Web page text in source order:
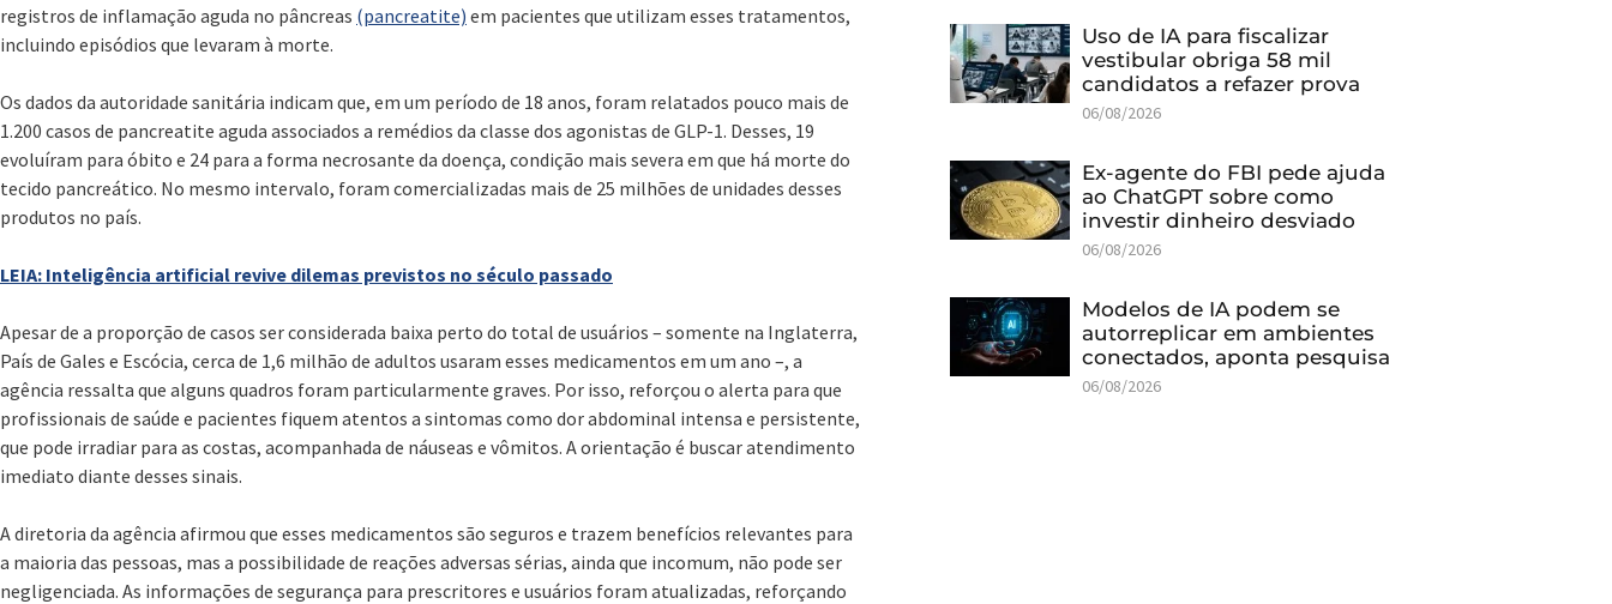
registros de inflamação aguda no pâncreas (pancreatite) em pacientes que utilizam esses tratamentos,
incluindo episódios que levaram à morte.
Os dados da autoridade sanitária indicam que, em um período de 18 anos, foram relatados pouco mais de
1.200 casos de pancreatite aguda associados a remédios da classe dos agonistas de GLP-1. Desses, 19
evoluíram para óbito e 24 para a forma necrosante da doença, condição mais severa em que há morte do
tecido pancreático. No mesmo intervalo, foram comercializadas mais de 25 milhões de unidades desses
produtos no país.
LEIA: Inteligência artificial revive dilemas previstos no século passado
Apesar de a proporção de casos ser considerada baixa perto do total de usuários – somente na Inglaterra,
País de Gales e Escócia, cerca de 1,6 milhão de adultos usaram esses medicamentos em um ano –, a
agência ressalta que alguns quadros foram particularmente graves. Por isso, reforçou o alerta para que
profissionais de saúde e pacientes fiquem atentos a sintomas como dor abdominal intensa e persistente,
que pode irradiar para as costas, acompanhada de náuseas e vômitos. A orientação é buscar atendimento
imediato diante desses sinais.
A diretoria da agência afirmou que esses medicamentos são seguros e trazem benefícios relevantes para
a maioria das pessoas, mas a possibilidade de reações adversas sérias, ainda que incomum, não pode ser
negligenciada. As informações de segurança para prescritores e usuários foram atualizadas, reforçando
Uso de IA para fiscalizar
vestibular obriga 58 mil
candidatos a refazer prova
06/08/2026
Ex-agente do FBI pede ajuda
ao ChatGPT sobre como
investir dinheiro desviado
06/08/2026
Modelos de IA podem se
autorreplicar em ambientes
conectados, aponta pesquisa
06/08/2026